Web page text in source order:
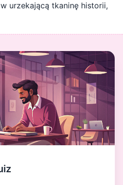
urzekającą tkaninę historii,